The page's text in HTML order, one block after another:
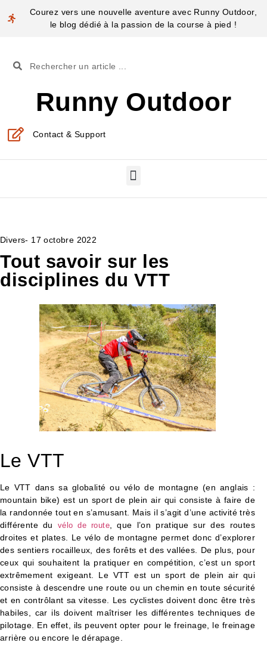
Courez vers une nouvelle aventure avec Runny Outdoor,
le blog dédié à la passion de la course à pied !
Runny Outdoor
Contact & Support
Divers- 17 octobre 2022
Tout savoir sur les
disciplines du VTT
Le VTT
Le VTT dans sa globalité ou vélo de montagne (en anglais :
mountain bike) est un sport de plein air qui consiste à faire de
la randonnée tout en s’amusant. Mais il s’agit d’une activité très
différente du vélo de route , que l’on pratique sur des routes
droites et plates. Le vélo de montagne permet donc d’explorer
des sentiers rocailleux, des forêts et des vallées. De plus, pour
ceux qui souhaitent la pratiquer en compétition, c’est un sport
extrêmement exigeant. Le VTT est un sport de plein air qui
consiste à descendre une route ou un chemin en toute sécurité
et en contrôlant sa vitesse. Les cyclistes doivent donc être très
habiles, car ils doivent maîtriser les différentes techniques de
pilotage. En effet, ils peuvent opter pour le freinage, le freinage
arrière ou encore le dérapage.